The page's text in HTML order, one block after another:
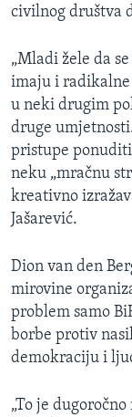
civilnog društva
„Mladi žele da
imaju i
u neki drugim
druge
pristupe
neku „mračnu
kreativno
Jašarević.
Dion van den
mirovine
problem samo
borbe protiv
demokraciju i
„To je